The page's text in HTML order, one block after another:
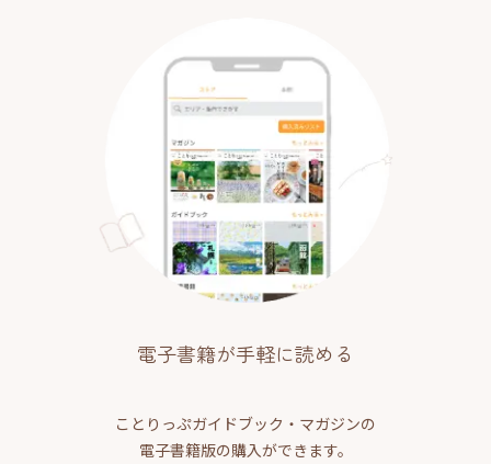
電子書籍が手軽に読める
ことりっぷガイドブック・マガジンの
電子書籍版の購入ができます。